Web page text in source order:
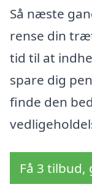
Så næste
rense din
tid til at
spare dig
finde den
Få 3